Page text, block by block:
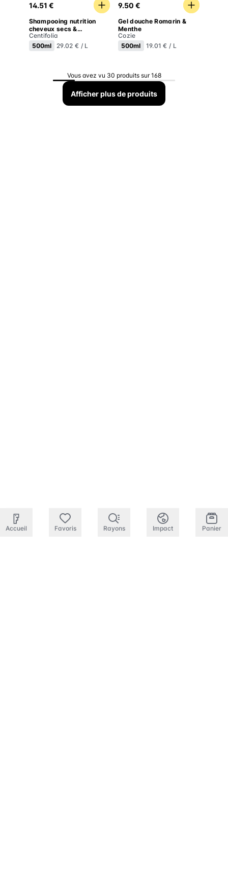
14.51 €
Shampooing nutrition
cheveux secs &
indisciplinés
Centifolia
500ml
29.02 € / L
9.50 €
Gel douche Romarin &
Menthe
Cozie
500ml
19.01 € / L
Vous avez vu 30 produits sur 168
Afficher plus de produits
Accueil Favoris Rayons Impact Panier